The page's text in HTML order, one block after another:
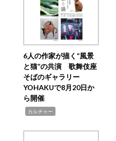
6人の作家が描く“風景
と猫”の共演 歌舞伎座
そばのギャラリー
YOHAKUで8月20日か
ら開催
カルチャー